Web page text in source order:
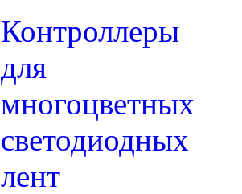
Контроллеры
для
многоцветных
светодиодных
лент